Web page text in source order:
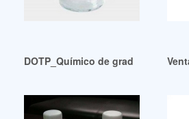
DOTP_Químico de grado industrial